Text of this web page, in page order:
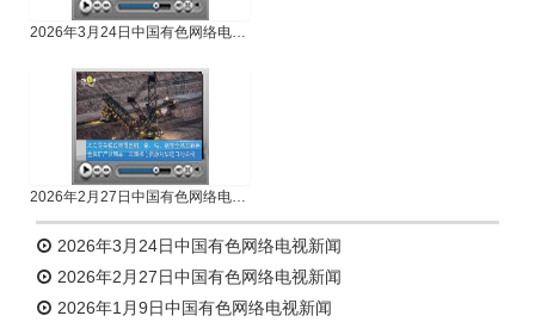
2026年3月24日中国有色网络电视新闻
2026年2月27日中国有色网络电视新闻
2026年3月24日中国有色网络电视新闻
2026年2月27日中国有色网络电视新闻
2026年1月9日中国有色网络电视新闻